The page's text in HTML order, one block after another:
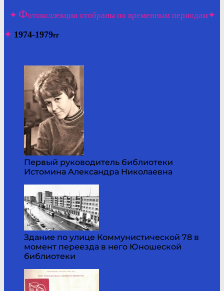
✦ Фотоколлекции отобраны по временным периодам✦
✦ 1974-1979гг
Первый руководитель библиотеки
Истомина Александра Николаевна
Здание по улице Коммунистической 78 в
момент переезда в него Юношеской
библиотеки